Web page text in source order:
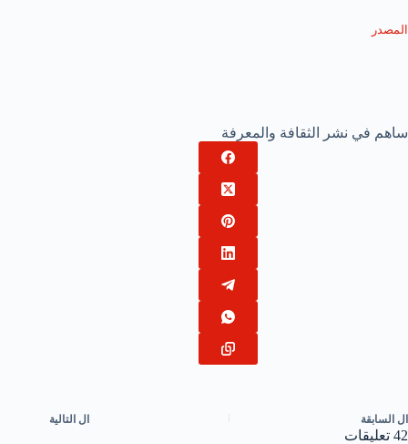
المصدر
ساهم في نشر الثقافة والمعرفة
ال السابقة ال التالية
42 تعليقات